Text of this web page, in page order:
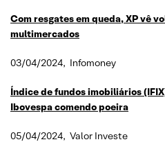
Com resgates em queda, XP vê
multimercados
03/04/2024, Infomoney
Índice de fundos imobiliários
Ibovespa comendo poeira
05/04/2024, Valor Investe